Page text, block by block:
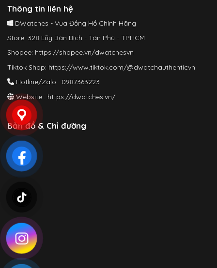
Thông tin liên hệ
DWatches - Vua Đồng Hồ Chính Hãng
Store: 328 Lũy Bán Bích - Tân Phú - TPHCM
Shopee: https://shopee.vn/dwatchesvn
Tiktok Shop: https://www.tiktok.com/@dwatchauthenticvn
Hotline/Zalo: 0987363223
Website : https://dwatches.vn/
Bản đồ & Chỉ đường